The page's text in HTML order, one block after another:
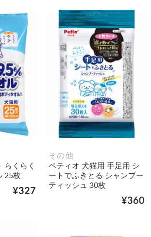
らくらく
25枚
¥327
その他
ペティオ 犬猫用 手足用 シ
ートでふきとる シャンプー
ティッシュ 30枚
¥360